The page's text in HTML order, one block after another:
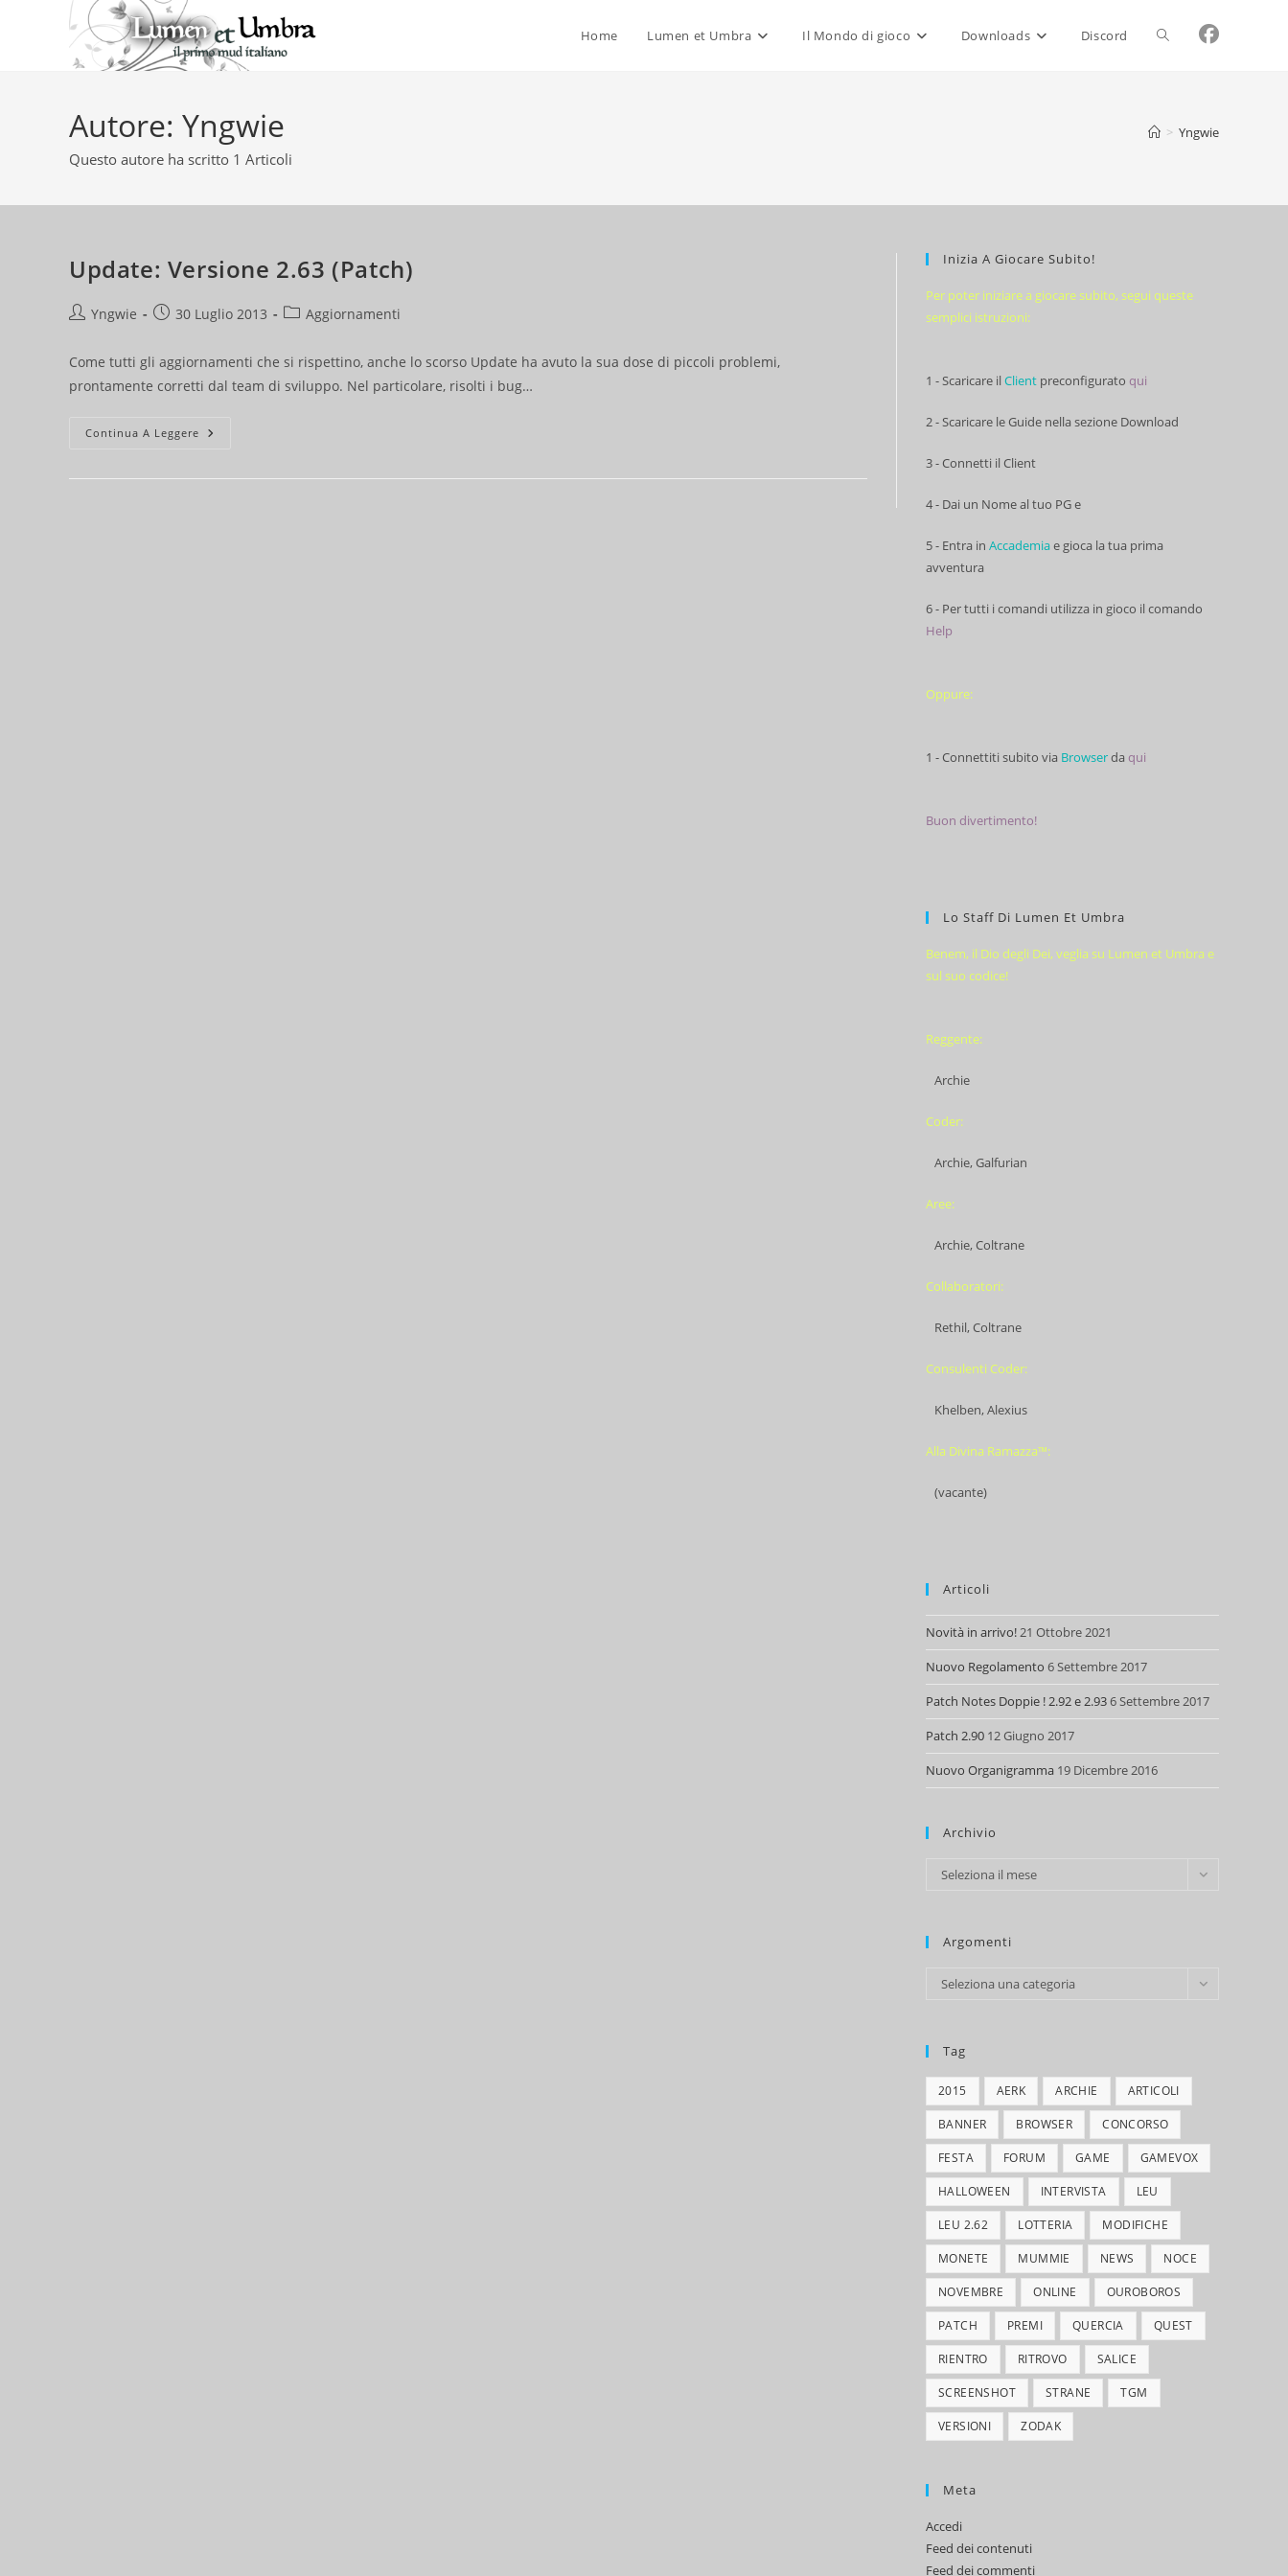
Home Lumen et Umbra Il Mondo di gioco Downloads Discord Attiva/disattiva
Autore: Yngwie
Questo autore ha scritto 1 Articoli
> Yngwie
Update: Versione 2.63 (Patch)
AutoreYngwie
Articolo30 Luglio 2013
Categoria
Aggiornamenti
Come tutti gli aggiornamenti che si rispettino, anche lo scorso Update ha avuto la sua dose di piccoli problemi,
prontamente corretti dal team di sviluppo. Nel particolare, risolti i bug…
Continua A Leggere Update:
Inizia A Giocare Subito!
Per poter iniziare a giocare subito, segui queste
semplici istruzioni:
1 - Scaricare il Client preconfigurato qui
2 - Scaricare le Guide nella sezione Download
3 - Connetti il Client
4 - Dai un Nome al tuo PG e
5 - Entra in Accademiae gioca la tua prima
avventura
6 - Per tutti i comandi utilizza in gioco il comando
Help
Oppure:
1 - Connettiti subito via Browserda qui
Buon divertimento!
Lo Staff Di Lumen Et Umbra
Benem, il Dio degli Dei, veglia su Lumen et Umbra e
sul suo codice!
Reggente:
Archie
Coder:
Archie, Galfurian
Aree:
Archie, Coltrane
Collaboratori:
Rethil, Coltrane
Consulenti Coder:
Khelben, Alexius
Alla Divina Ramazza™:
(vacante)
Articoli
Novità in arrivo!21 Ottobre 2021
Nuovo Regolamento 6 Settembre 2017
Patch Notes Doppie ! 2.92 e 2.936 Settembre 2017
Patch 2.90 12 Giugno 2017
Nuovo Organigramma 19 Dicembre 2016
Archivio
Archivio
Seleziona il mese
Argomenti
Argomenti
Seleziona una categoria
Tag
2015 AERK ARCHIE ARTICOLI
BANNER BROWSER CONCORSO
FESTA FORUM GAME GAMEVOX
HALLOWEEN INTERVISTA LEU
LEU 2.62 LOTTERIA MODIFICHE
MONETE MUMMIE NEWS NOCE
NOVEMBRE ONLINE OUROBOROS
PATCH PREMI QUERCIA QUEST
RIENTRO RITROVO SALICE
SCREENSHOT STRANE TGM
VERSIONI ZODAK
Meta
Accedi
Feed dei contenuti
Feed dei commenti